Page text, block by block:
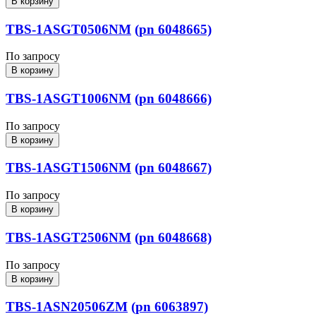
TBS-1ASGT0506NM (pn 6048665)
По запросу
В корзину
TBS-1ASGT1006NM (pn 6048666)
По запросу
В корзину
TBS-1ASGT1506NM (pn 6048667)
По запросу
В корзину
TBS-1ASGT2506NM (pn 6048668)
По запросу
В корзину
TBS-1ASN20506ZM (pn 6063897)